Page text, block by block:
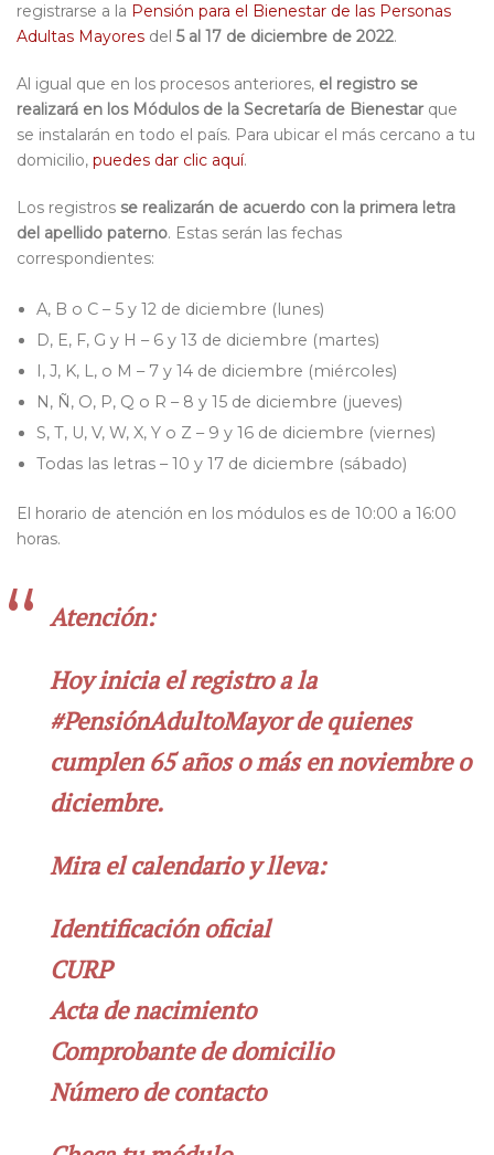
registrarse a la Pensión para el Bienestar de las Personas
Adultas Mayores del 5 al 17 de diciembre de 2022.
Al igual que en los procesos anteriores, el registro se
realizará en los Módulos de la Secretaría de Bienestarque
se instalarán en todo el país. Para ubicar el más cercano a tu
domicilio, puedes dar clic aquí.
Los registros se realizarán de acuerdo con la primera letra
del apellido paterno. Estas serán las fechas
correspondientes:
A, B o C – 5 y 12 de diciembre (lunes)
D, E, F, G y H – 6 y 13 de diciembre (martes)
I, J, K, L, o M – 7 y 14 de diciembre (miércoles)
N, Ñ, O, P, Q o R – 8 y 15 de diciembre (jueves)
S, T, U, V, W, X, Y o Z – 9 y 16 de diciembre (viernes)
Todas las letras – 10 y 17 de diciembre (sábado)
El horario de atención en los módulos es de 10:00 a 16:00
horas.
Atención:
Hoy inicia el registro a la
#PensiónAdultoMayorde quienes
cumplen 65 años o más en noviembre o
diciembre.
Mira el calendario y lleva:
Identificación oficial
CURP
Acta de nacimiento
Comprobante de domicilio
Número de contacto